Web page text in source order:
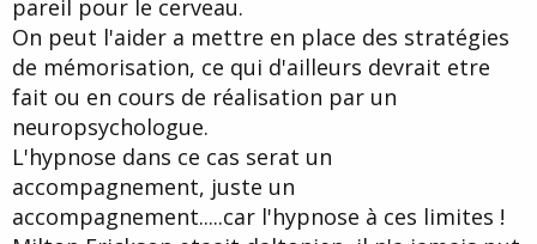
pareil pour le cerveau.
On peut l'aider a mettre en place des stratégies
de mémorisation, ce qui d'ailleurs devrait etre
fait ou en cours de réalisation par un
neuropsychologue.
L'hypnose dans ce cas serat un
accompagnement, juste un
accompagnement.....car l'hypnose à ces limites !